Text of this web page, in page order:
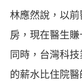
林應然說，以
房，現在醫生
同時，台灣科
的薪水比住院